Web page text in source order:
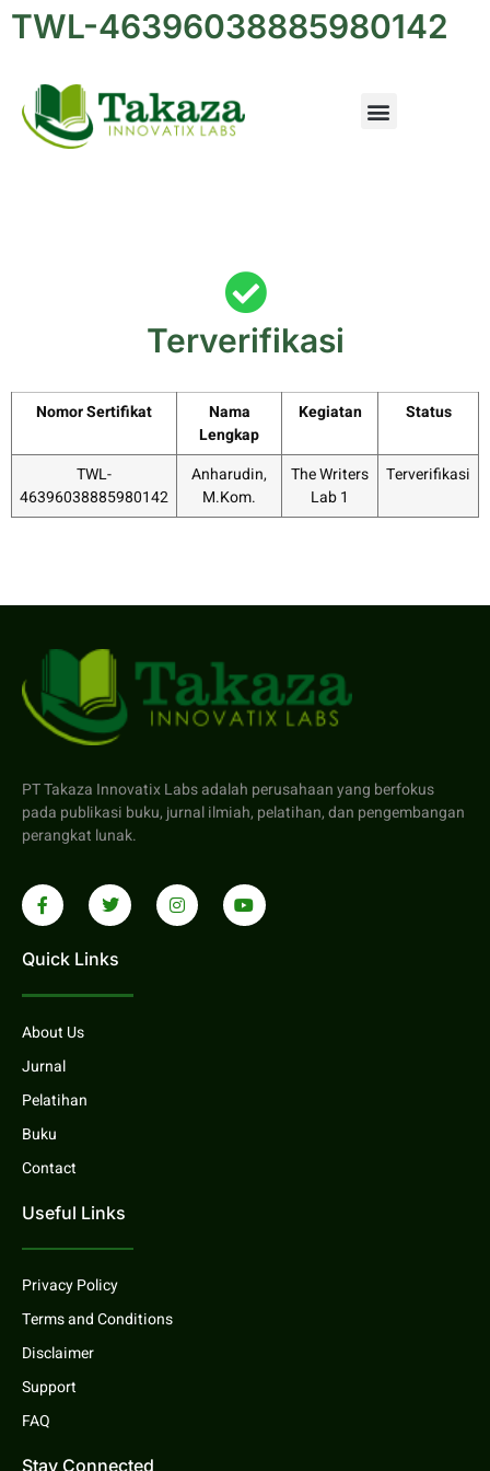
TWL-46396038885980142
Terverifikasi
Nomor Sertifikat
Nama
Lengkap
Kegiatan Status
TWL-
46396038885980142
Anharudin,
M.Kom.
The Writers
Lab 1
Terverifikasi
PT Takaza Innovatix Labs adalah perusahaan yang berfokus
pada publikasi buku, jurnal ilmiah, pelatihan, dan pengembangan
perangkat lunak.
Quick Links
About Us
Jurnal
Pelatihan
Buku
Contact
Useful Links
Privacy Policy
Terms and Conditions
Disclaimer
Support
FAQ
Stay Connected